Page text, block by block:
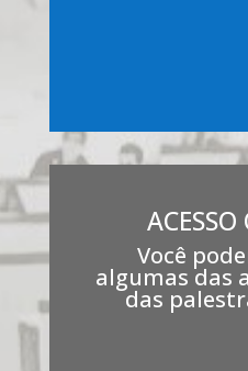
Você
algumas das
das